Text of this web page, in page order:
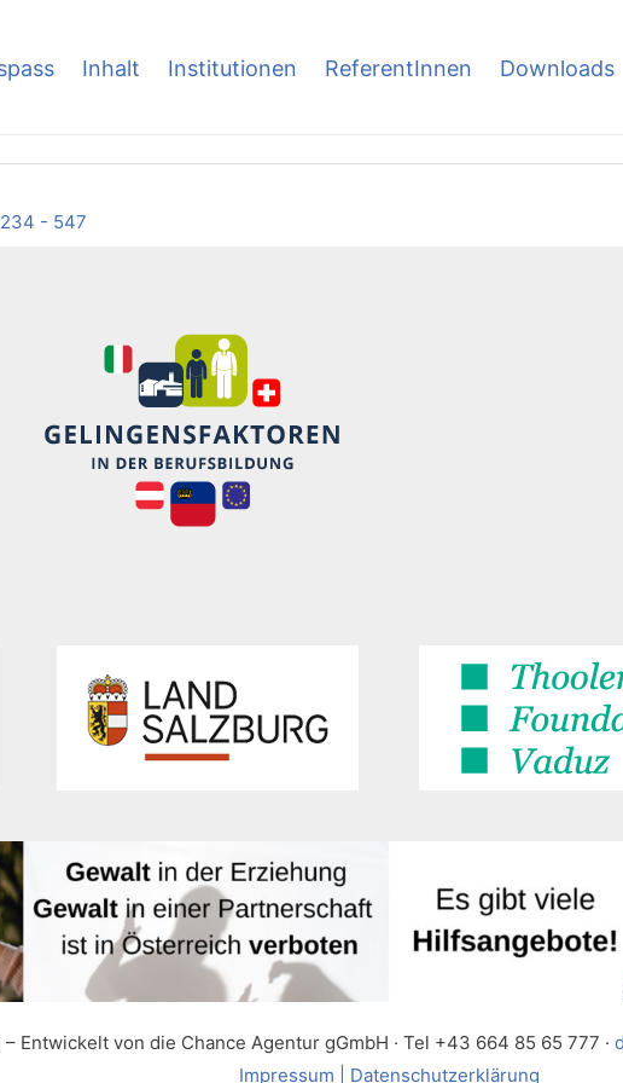
Inhalt Institutionen ReferentInnen Downloads
- 547
Entwickelt von die Chance Agentur gGmbH · Tel +43 664 85 65 777 ·
Impressum | Datenschutzerklärung